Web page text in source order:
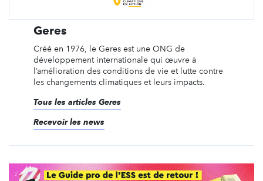
Geres
Créé en 1976, le Geres est une ONG de
développement internationale qui œuvre à
l’amélioration des conditions de vie et lutte contre
les changements climatiques et leurs impacts.
Tous les articles Geres
Recevoir les news